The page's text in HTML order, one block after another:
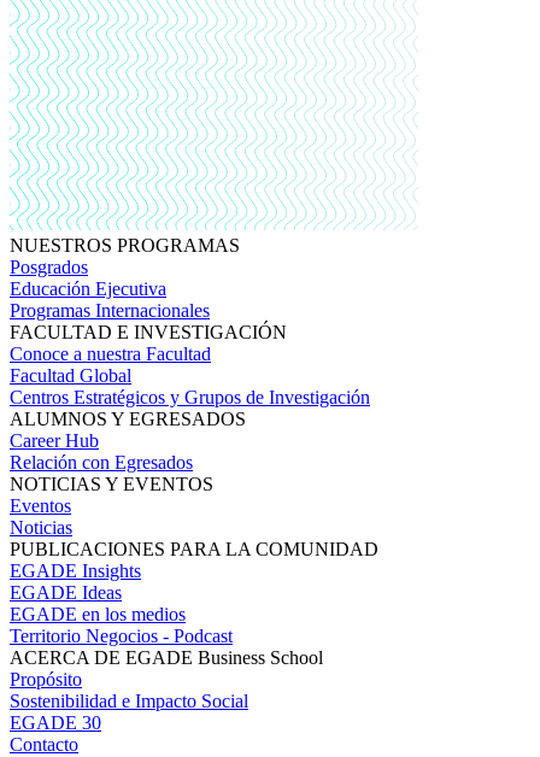
NUESTROS PROGRAMAS
Posgrados
Educación Ejecutiva
Programas Internacionales
FACULTAD E INVESTIGACIÓN
Conoce a nuestra Facultad
Facultad Global
Centros Estratégicos y Grupos de Investigación
ALUMNOS Y EGRESADOS
Career Hub
Relación con Egresados
NOTICIAS Y EVENTOS
Eventos
Noticias
PUBLICACIONES PARA LA COMUNIDAD
EGADE Insights
EGADE Ideas
EGADE en los medios
Territorio Negocios - Podcast
ACERCA DE EGADE Business School
Propósito
Sostenibilidad e Impacto Social
EGADE 30
Contacto